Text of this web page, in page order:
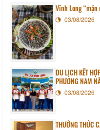
Vĩnh Long “mặn
03/08/2026
DU LỊCH KẾT
PHƯƠNG NAM
03/08/2026
THƯỞNG THỨC